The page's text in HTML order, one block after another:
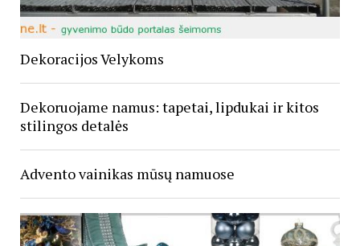
Dekoracijos Velykoms
Dekoruojame namus: tapetai, lipdukai ir kitos
stilingos detalės
Advento vainikas mūsų namuose